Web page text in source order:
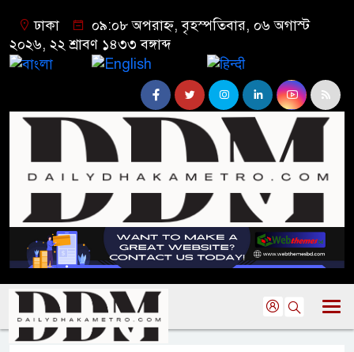
ঢাকা
০৯:০৮ অপরাহ্ন, বৃহস্পতিবার, ০৬ অগাস্ট
২০২৬, ২২ শ্রাবণ ১৪৩৩ বঙ্গাব্দ